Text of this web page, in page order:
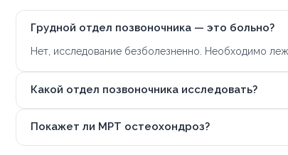
Грудной отдел позвоночника — это больно?
Нет, исследование безболезненно. Необходимо
Какой отдел позвоночника исследовать?
Покажет ли МРТ остеохондроз?